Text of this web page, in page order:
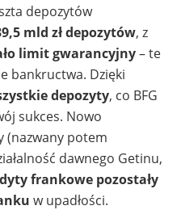
depozytów
mld zł depozytów, z
limit gwarancyjny– te
bankructwa. Dzięki
depozyty, co BFG
sukces. Nowo
(nazwany potem
dawnego Getinu,
frankowe pozostały
w upadłości.